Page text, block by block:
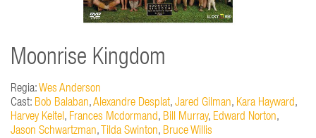
Moonrise Kingdom
Regia:Wes Anderson
Cast: Bob Balaban,Alexandre Desplat, Jared Gilman, Kara Hayward,
Harvey Keitel, Frances Mcdormand, Bill Murray, Edward Norton,
Jason Schwartzman, Tilda Swinton, Bruce Willis